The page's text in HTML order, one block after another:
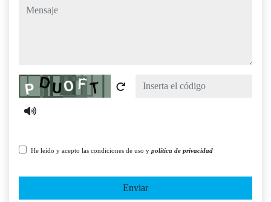
mensaje
Captcha
He leído y acepto las condiciones de uso y política de privacidad
Enviar